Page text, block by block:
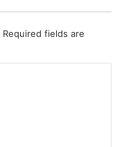
Required fields are